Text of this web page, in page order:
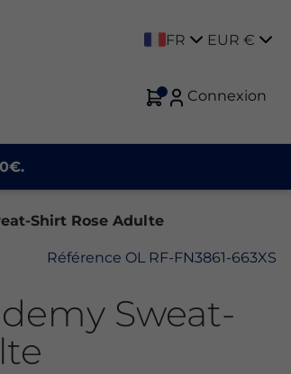
FR EUR €
Connexion
Shirt Rose Adulte
Référence OL RF-FN3861-663XS
Sweat-